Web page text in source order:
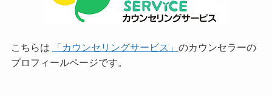
こちらは 「カウンセリングサービス」 のカウンセラーの
プロフィールページです。